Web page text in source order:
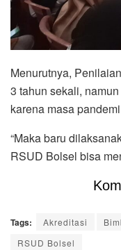
Menurutnya,
3 tahun sekali,
karena masa
“Maka baru
RSUD Bolsel bisa
Tags: Akreditasi
RSUD Bolsel